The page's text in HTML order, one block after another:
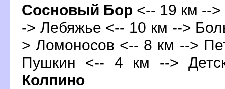
Сосновый Бор <-- 19 км --
-> Лебяжье <-- 10 км -->
> Ломоносов <-- 8 км -->
Пушкин <-- 4 км -->
Колпино